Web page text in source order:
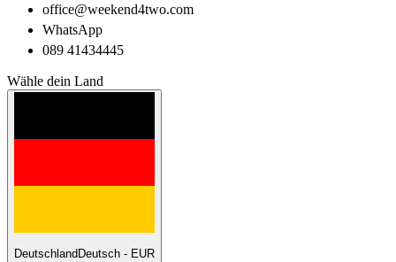
office@weekend4two.com
WhatsApp
089 41434445
Wähle dein Land
Deutschland Deutsch - EUR